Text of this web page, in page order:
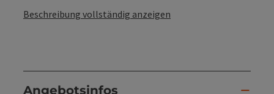
Beschreibung vollständig anzeigen
Angebotsinfos